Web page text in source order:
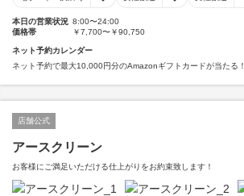
本日の営業状況 8:00〜24:00
価格帯
￥7,700〜￥90,750
ネット予約カレンダー
ネット予約で最大10,000円分のAmazonギフトカードが当たる！
店舗公式
アースクリーン
お客様にご満足いただける仕上がりをお約束致します！